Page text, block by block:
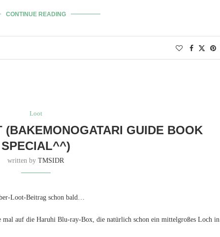
CONTINUE READING
Loot
(BAKEMONOGATARI GUIDE BOOK
SPECIAL^^)
written byTMSIDR
Loot-Beitrag schon bald…
mal auf die Haruhi Blu-ray-Box, die natürlich schon ein mittelgroßes Loch in